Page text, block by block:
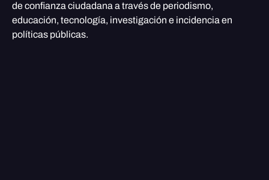
de confianza ciudadana a través de periodismo,
educación, tecnología, investigación e incidencia en
políticas públicas.